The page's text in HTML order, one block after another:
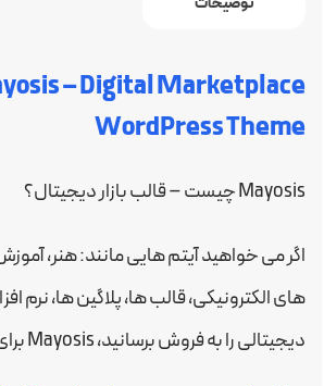
– Digital Marketplace
WordPress Theme
Mayosis چیست – قالب بازار دیجیتال؟
اگر می خواهید آیتم هایی مانند: هنر،
های الکترونیکی، قالب ها، پلاگین ها، نرم
دیجیتالی را به فروش برسانید، Mayosis برای شما مناسب است.